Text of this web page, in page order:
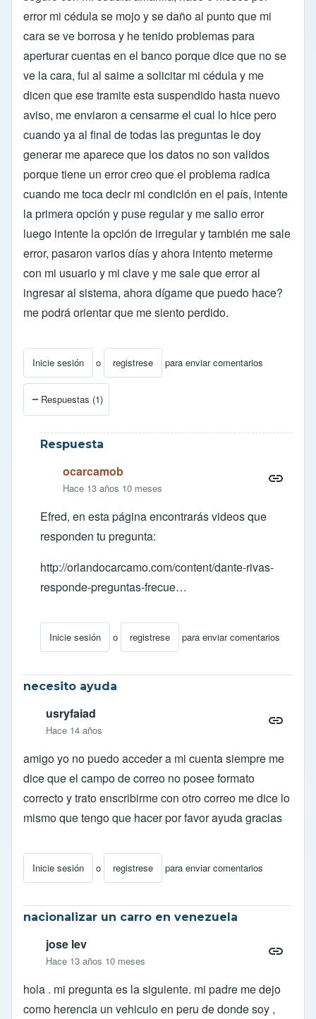
error mi cédula se mojo y se daño al punto que mi
cara se ve borrosa y he tenido problemas para
aperturar cuentas en el banco porque dice que no se
ve la cara, fui al saime a solicitar mi cédula y me
dicen que ese tramite esta suspendido hasta nuevo
aviso, me enviaron a censarme el cual lo hice pero
cuando ya al final de todas las preguntas le doy
generar me aparece que los datos no son validos
porque tiene un error creo que el problema radica
cuando me toca decir mi condición en el país, intente
la primera opción y puse regular y me salio error
luego intente la opción de irregular y también me sale
error, pasaron varios días y ahora intento meterme
con mi usuario y mi clave y me sale que error al
ingresar al sistema, ahora dígame que puedo hace?
me podrá orientar que me siento perdido.
Inicie sesión o registrese para enviar comentarios
Respuestas (1)
Respuesta
ocarcamob
Hace 13 años 10 meses
Efred, en esta página encontrarás videos que
responden tu pregunta:
http://orlandocarcamo.com/content/dante-rivas-
responde-preguntas-frecue…
Inicie sesión o registrese para enviar comentarios
En respuesta a inscripcion del censoporefred
necesito ayuda
usryfaiad
Hace 14 años
amigo yo no puedo acceder a mi cuenta siempre me
dice que el campo de correo no posee formato
correcto y trato enscribirme con otro correo me dice lo
mismo que tengo que hacer por favor ayuda gracias
Inicie sesión o registrese para enviar comentarios
nacionalizar un carro en venezuela
jose lev
Hace 13 años 10 meses
hola . mi pregunta es la siguiente. mi padre me dejo
como herencia un vehiculo en peru de donde soy ,